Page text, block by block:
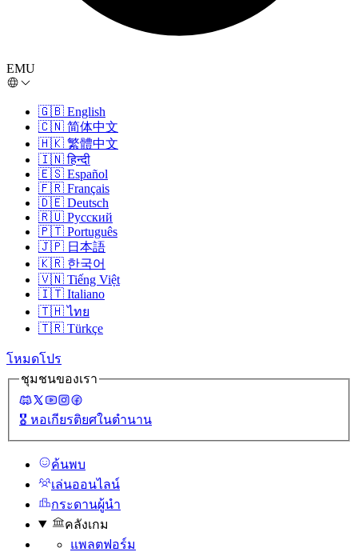
EMU
🇬🇧 English
🇨🇳 简体中文
🇭🇰 繁體中文
🇮🇳 हिन्दी
🇪🇸 Español
🇫🇷 Français
🇩🇪 Deutsch
🇷🇺 Русский
🇵🇹 Português
🇯🇵 日本語
🇰🇷 한국어
🇻🇳 Tiếng Việt
🇮🇹 Italiano
🇹🇭 ไทย
🇹🇷 Türkçe
โหมดโปร
ชุมชนของเรา
🎖️ หอเกียรติยศในตํานาน
ค้นพบ
เล่นออนไลน์
กระดานผู้นํา
คลังเกม
แพลตฟอร์ม